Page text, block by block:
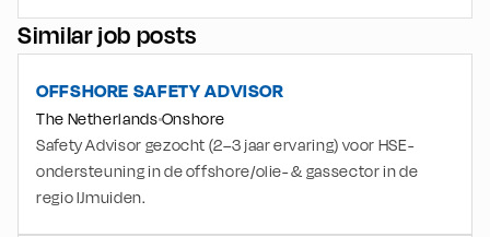
Similar job posts
OFFSHORE SAFETY ADVISOR
The NetherlandsOnshore
Safety Advisor gezocht (2–3 jaar ervaring) voor HSE-
ondersteuning in de offshore/olie- & gassector in de
regio IJmuiden.